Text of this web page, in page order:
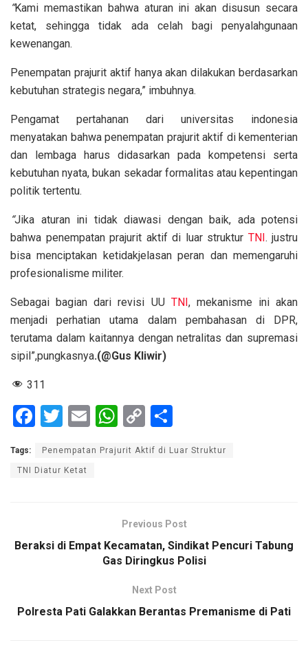
“Kami memastikan bahwa aturan ini akan disusun secara
ketat, sehingga tidak ada celah bagi penyalahgunaan
kewenangan.
Penempatan prajurit aktif hanya akan dilakukan berdasarkan
kebutuhan strategis negara,” imbuhnya.
Pengamat pertahanan dari universitas indonesia
menyatakan bahwa penempatan prajurit aktif di kementerian
dan lembaga harus didasarkan pada kompetensi serta
kebutuhan nyata, bukan sekadar formalitas atau kepentingan
politik tertentu.
“Jika aturan ini tidak diawasi dengan baik, ada potensi
bahwa penempatan prajurit aktif di luar struktur TNI. justru
bisa menciptakan ketidakjelasan peran dan memengaruhi
profesionalisme militer.
Sebagai bagian dari revisi UU TNI, mekanisme ini akan
menjadi perhatian utama dalam pembahasan di DPR,
terutama dalam kaitannya dengan netralitas dan supremasi
sipil”,pungkasnya.(@Gus Kliwir)
311
F
ce
b
k
T
tt
er
E
ail
W
at
p
p
C
py
k
ar
Tags: Penempatan Prajurit Aktif di Luar Struktur
TNI Diatur Ketat
Previous Post
Beraksi di Empat Kecamatan, Sindikat Pencuri Tabung
Gas Diringkus Polisi
Next Post
Polresta Pati Galakkan Berantas Premanisme di Pati